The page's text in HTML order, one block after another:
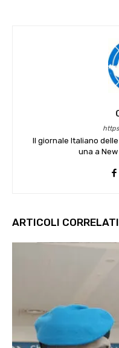
Il giornale Italiano
una a New
ARTICOLI CORRELATI